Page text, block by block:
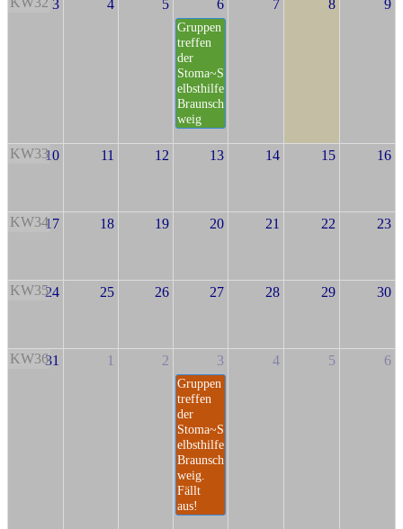
3 4 5 6
Gruppen
treffen
der
Stoma~S
elbsthilfe
Braunsch
weig
7 8 9
KW3310 11 12 13 14 15 16
KW3417 18 19 20 21 22 23
KW3524 25 26 27 28 29 30
KW3631 1 2 3
Gruppen
treffen
der
Stoma~S
elbsthilfe
Braunsch
weig.
Fällt
aus!
4 5 6